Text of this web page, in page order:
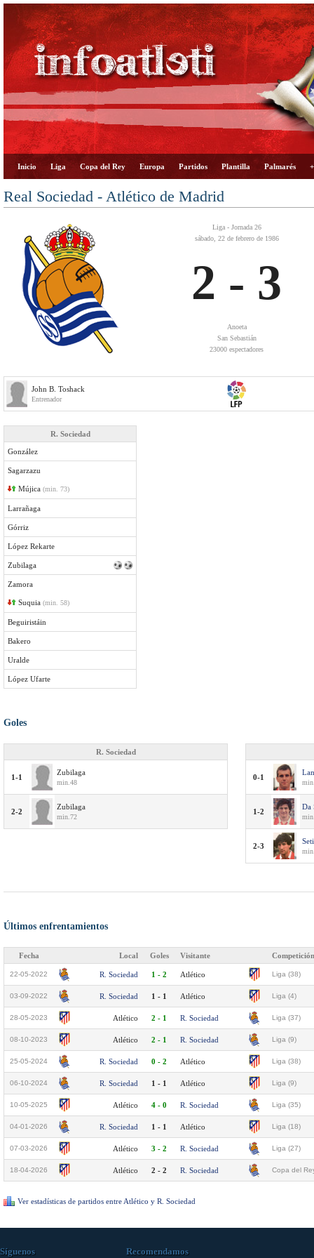
Inicio Liga Copa del Rey Europa Partidos Plantilla Palmarés
Real Sociedad - Atlético de Madrid
Liga - Jornada 26
sábado, 22 de febrero de 1986
2 - 3
Anoeta
San Sebastián
23000 espectadores
John B. Toshack
Entrenador
R. Sociedad
González
Sagarzazu
Mújica (min. 73)
Larrañaga
Górriz
López Rekarte
Zubilaga
Zamora
Suquia (min. 58)
Beguiristáin
Bakero
Uralde
López Ufarte
Goles
R. Sociedad
1-1
Zubilaga
min.48
2-2
Zubilaga
min.72
0-1
1-2
Da
2-3
Últimos enfrentamientos
Fecha Local Goles Visitante Competición
22-05-2022 R. Sociedad 1 - 2 Atlético Liga (38)
03-09-2022 R. Sociedad 1 - 1 Atlético Liga (4)
28-05-2023 Atlético 2 - 1 R. Sociedad Liga (37)
08-10-2023 Atlético 2 - 1 R. Sociedad Liga (9)
25-05-2024 R. Sociedad 0 - 2 Atlético Liga (38)
06-10-2024 R. Sociedad 1 - 1 Atlético Liga (9)
10-05-2025 Atlético 4 - 0 R. Sociedad Liga (35)
04-01-2026 R. Sociedad 1 - 1 Atlético Liga (18)
07-03-2026 Atlético 3 - 2 R. Sociedad Liga (27)
18-04-2026 Atlético 2 - 2 R. Sociedad Copa del
Ver estadísticas de partidos entre Atlético y R. Sociedad
Síguenos Recomendamos